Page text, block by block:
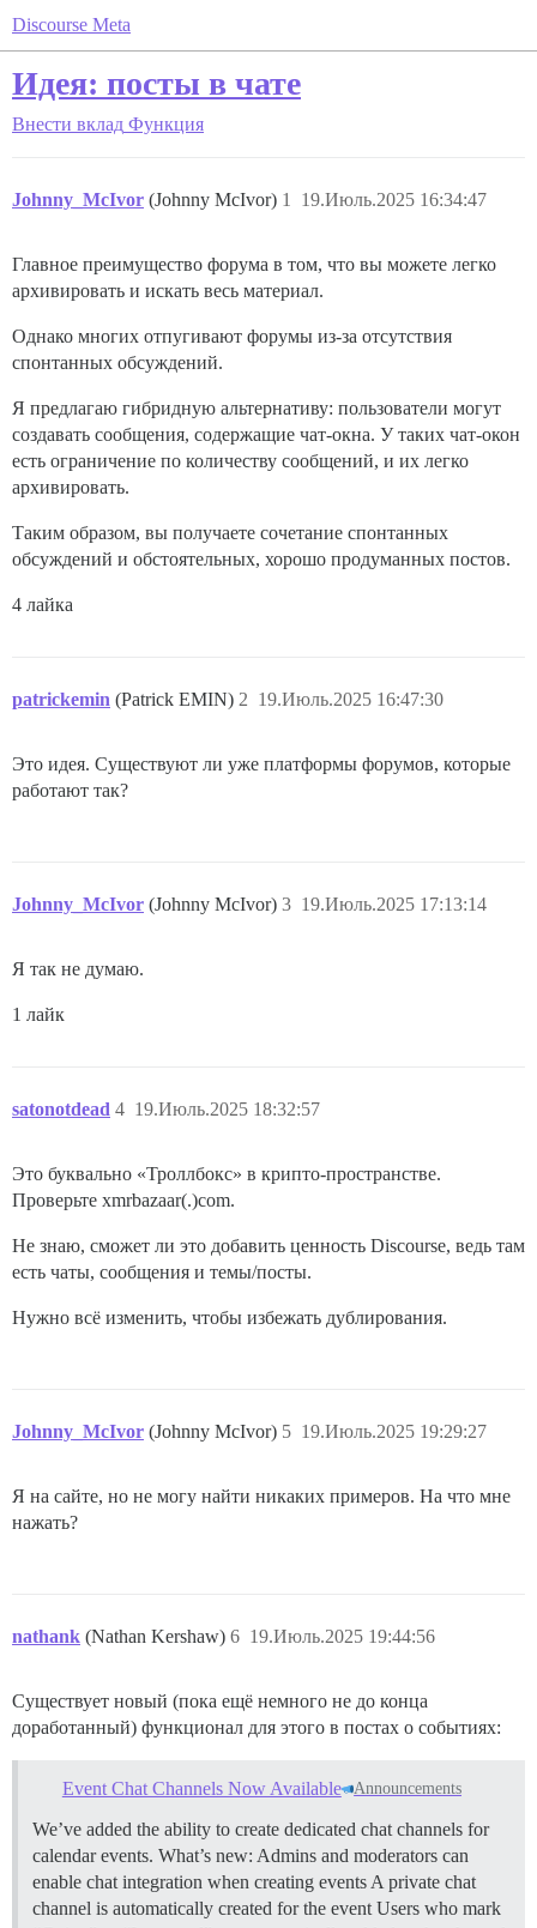
Discourse Meta
Идея: посты в чате
Внести вклад Функция
Johnny_McIvor (Johnny McIvor) 19.Июль.2025 16:34:47
1
Главное преимущество форума в том, что вы можете легко
архивировать и искать весь материал.
Однако многих отпугивают форумы из-за отсутствия
спонтанных обсуждений.
Я предлагаю гибридную альтернативу: пользователи могут
создавать сообщения, содержащие чат-окна. У таких чат-окон
есть ограничение по количеству сообщений, и их легко
архивировать.
Таким образом, вы получаете сочетание спонтанных
обсуждений и обстоятельных, хорошо продуманных постов.
4 лайка
patrickemin (Patrick EMIN) 19.Июль.2025 16:47:30
2
Это идея. Существуют ли уже платформы форумов, которые
работают так?
Johnny_McIvor (Johnny McIvor) 19.Июль.2025 17:13:14
3
Я так не думаю.
1 лайк
satonotdead 19.Июль.2025 18:32:57
4
Это буквально «Троллбокс» в крипто-пространстве.
Проверьте xmrbazaar(.)com.
Не знаю, сможет ли это добавить ценность Discourse, ведь там
есть чаты, сообщения и темы/посты.
Нужно всё изменить, чтобы избежать дублирования.
Johnny_McIvor (Johnny McIvor) 19.Июль.2025 19:29:27
5
Я на сайте, но не могу найти никаких примеров. На что мне
нажать?
nathank (Nathan Kershaw) 19.Июль.2025 19:44:56
6
Существует новый (пока ещё немного не до конца
доработанный) функционал для этого в постах о событиях:
Event Chat Channels Now Available Announcements
We’ve added the ability to create dedicated chat channels for
calendar events. What’s new: Admins and moderators can
enable chat integration when creating events A private chat
channel is automatically created for the event Users who mark